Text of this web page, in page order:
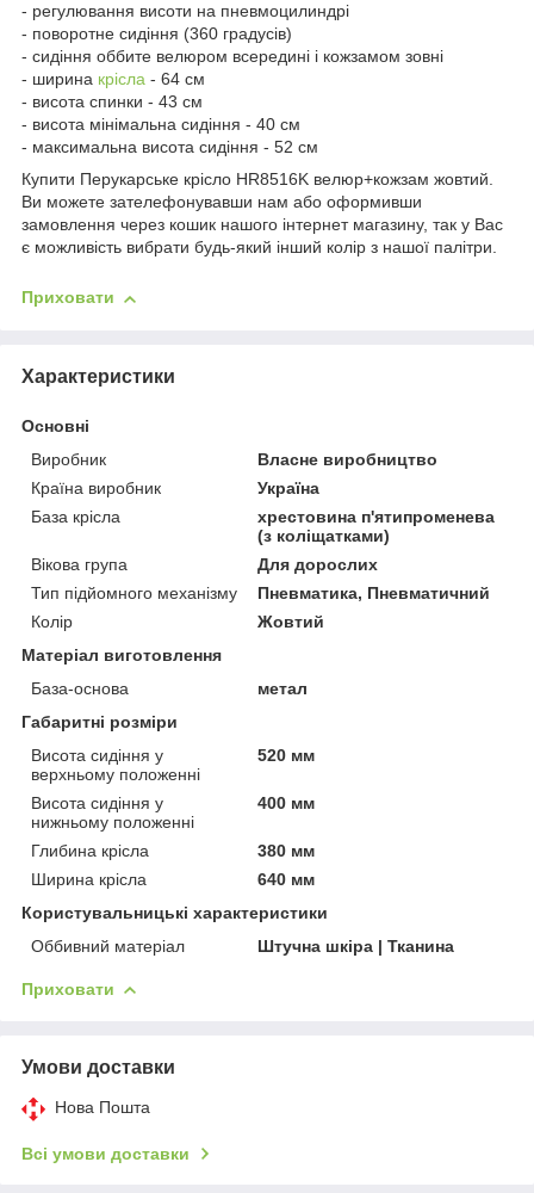
- регулювання висоти на пневмоцилиндрі
- поворотне сидіння (360 градусів)
- сидіння оббите велюром всередині і кожзамом зовні
- ширина крісла - 64 см
- висота спинки - 43 см
- висота мінімальна сидіння - 40 см
- максимальна висота сидіння - 52 см
Купити Перукарське крісло HR8516K велюр+кожзам жовтий.
Ви можете зателефонувавши нам або оформивши
замовлення через кошик нашого інтернет магазину, так у Вас
є можливість вибрати будь-який інший колір з нашої палітри.
Приховати
Характеристики
Основні
Виробник
Власне виробництво
Країна виробник
Україна
База крісла
хрестовина п'ятипроменева
(з коліщатками)
Вікова група
Для дорослих
Тип підйомного механізму
Пневматика, Пневматичний
Колір
Жовтий
Матеріал виготовлення
База-основа
метал
Габаритні розміри
Висота сидіння у
верхньому положенні
520 мм
Висота сидіння у
нижньому положенні
400 мм
Глибина крісла
380 мм
Ширина крісла
640 мм
Користувальницькі характеристики
Оббивний матеріал
Штучна шкіра | Тканина
Приховати
Умови доставки
Нова Пошта
Всі умови доставки